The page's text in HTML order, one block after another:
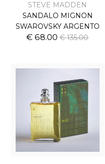
STEVE MADDEN
SANDALO MIGNON
SWAROVSKY ARGENTO
€ 68.00€ 135.00